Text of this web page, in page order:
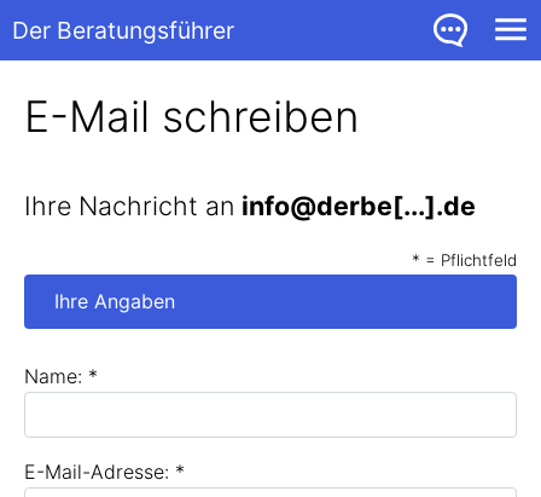
Der Beratungsführer
E-Mail schreiben
Ihre Nachricht an info@derbe[...].de
* = Pflichtfeld
Ihre Angaben
Name: *
E-Mail-Adresse: *